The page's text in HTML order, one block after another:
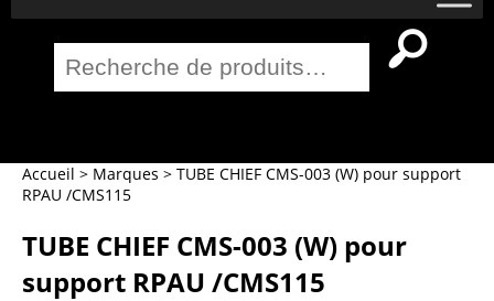
pour :
Accueil > Marques > TUBE CHIEF CMS-003 (W) pour support
RPAU /CMS115
TUBE CHIEF CMS-003 (W) pour
support RPAU /CMS115